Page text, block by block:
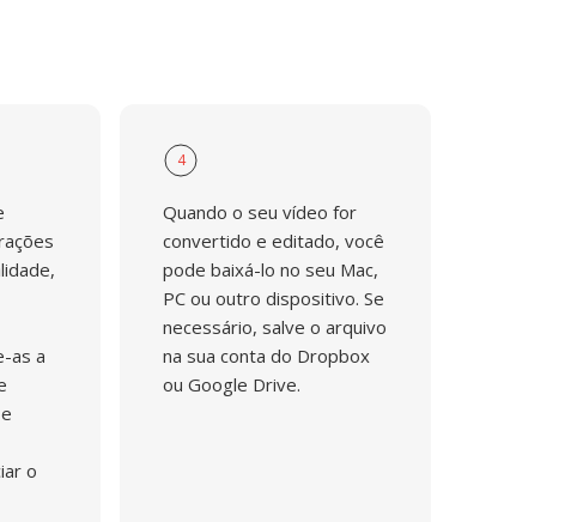
as a
o
4
Quando o seu vídeo for
convertido e editado, você
pode baixá-lo no seu Mac,
PC ou outro dispositivo. Se
necessário, salve o arquivo
na sua conta do Dropbox
ou Google Drive.